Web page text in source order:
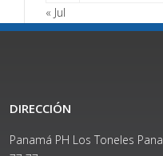
« Jul
DIRECCIÓN
Panamá PH Los Toneles